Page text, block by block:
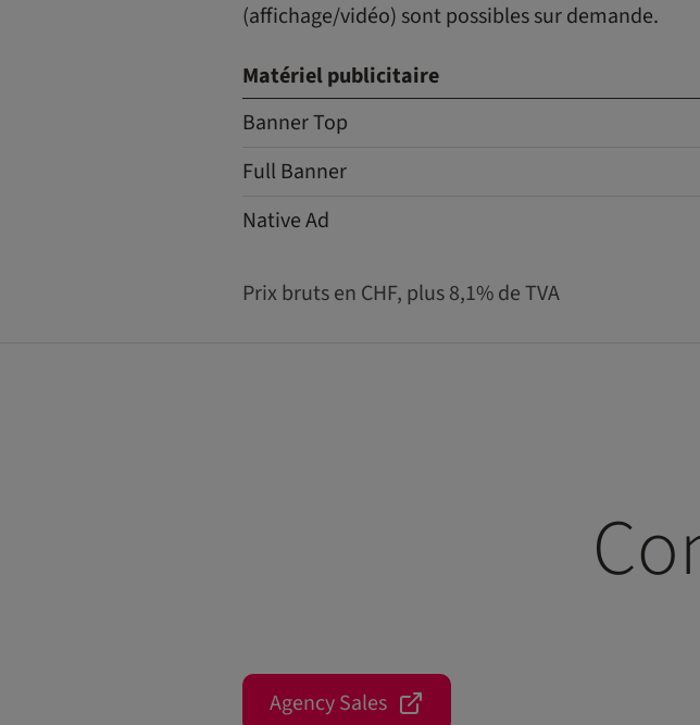
(affichage/vidéo) sont possibles sur demande.
Matériel publicitaire
Banner Top
Full Banner
Native Ad
Prix bruts en CHF, plus 8,1% de TVA
Agency Sales